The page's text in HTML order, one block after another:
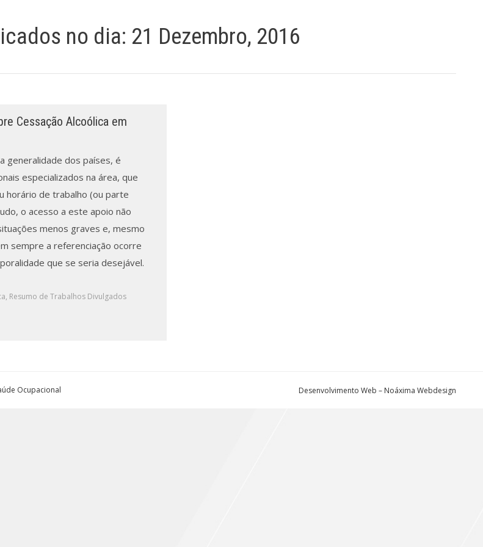
no dia: 21 Dezembro, 2016
Cessação Alcoólica em
generalidade dos países, é
especializados na área, que
horário de trabalho (ou parte
o acesso a este apoio não
menos graves e, mesmo
sempre a referenciação ocorre
que se seria desejável.
, Resumo de Trabalhos Divulgados
Ocupacional Desenvolvimento Web – Noáxima Webdesign